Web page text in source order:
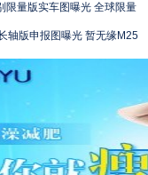
限量版实车图曝光 全球限量
轴版申报图曝光 暂无缘M25